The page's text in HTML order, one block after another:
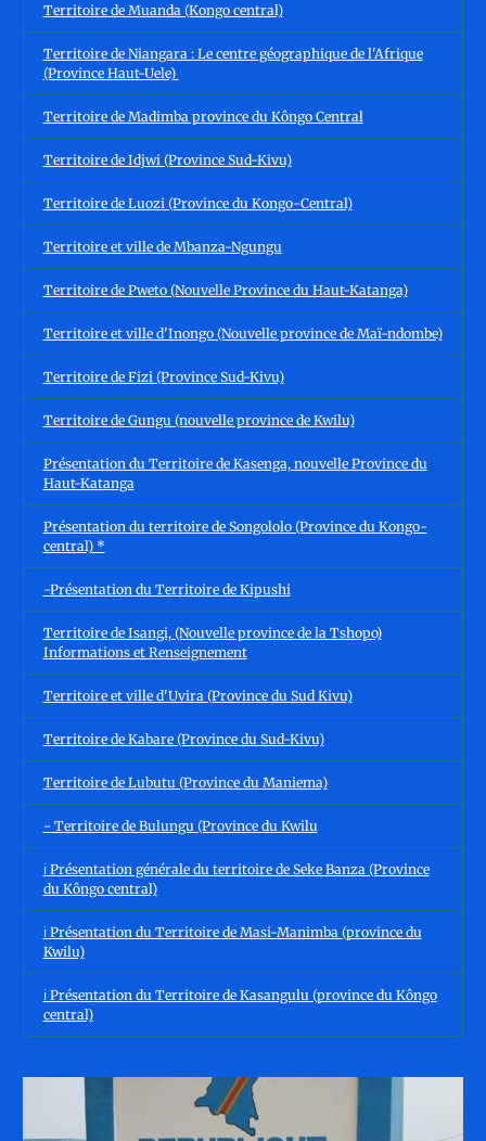
Territoire de Muanda (Kongo central)
Territoire de Niangara : Le centre géographique de l'Afrique
(Province Haut-Uele)
Territoire de Madimba province du Kôngo Central
Territoire de Idjwi (Province Sud-Kivu)
Territoire de Luozi (Province du Kongo-Central)
Territoire et ville de Mbanza-Ngungu
Territoire de Pweto (Nouvelle Province du Haut-Katanga)
Territoire et ville d'Inongo (Nouvelle province de Maï-ndombe)
Territoire de Fizi (Province Sud-Kivu)
Territoire de Gungu (nouvelle province de Kwilu)
Présentation du Territoire de Kasenga, nouvelle Province du
Haut-Katanga
Présentation du territoire de Songololo (Province du Kongo-
central) *
-Présentation du Territoire de Kipushi
Territoire de Isangi, (Nouvelle province de la Tshopo)
Informations et Renseignement
Territoire et ville d'Uvira (Province du Sud Kivu)
Territoire de Kabare (Province du Sud-Kivu)
Territoire de Lubutu (Province du Maniema)
- Territoire de Bulungu (Province du Kwilu
ℹ️ Présentation générale du territoire de Seke Banza (Province
du Kôngo central)
ℹ️ Présentation du Territoire de Masi-Manimba (province du
Kwilu)
ℹ️ Présentation du Territoire de Kasangulu (province du Kôngo
central)